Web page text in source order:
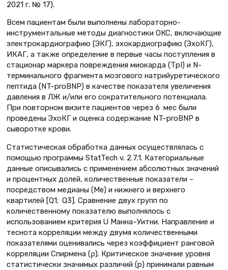
2021 г. № 17).
Всем пациентам были выполнены лабораторно-
инструментальные методы диагностики ОКС, включающие
электрокардиографию (ЭКГ), эхокардиографию (ЭхоКГ),
ИКАГ, а также определение в первые часы поступления в
стационар маркера повреждения миокарда (TрI) и N-
терминального фрагмента мозгового натрийуретического
пептида (NT-proBNP) в качестве показателя увеличения
давления в ЛЖ и/или его сократительного потенциала.
При повторном визите пациентов через 6 мес были
проведены ЭхоКГ и оценка содержание NT-proBNP в
сыворотке крови.
Статистическая обработка данных осуществлялась с
помощью программы StatTech v. 2.7.1. Категориальные
данные описывались с применением абсолютных значений
и процентных долей, количественные показатели –
посредством медианы (Me) и нижнего и верхнего
квартилей [Q1; Q3]. Сравнение двух групп по
количественному показателю выполнялось с
использованием критерия U Манна–Уитни. Направление и
теснота корреляции между двумя количественными
показателями оценивались через коэффициент ранговой
корреляции Спирмена (ρ). Критическое значение уровня
статистически значимых различий (p) принимали равным